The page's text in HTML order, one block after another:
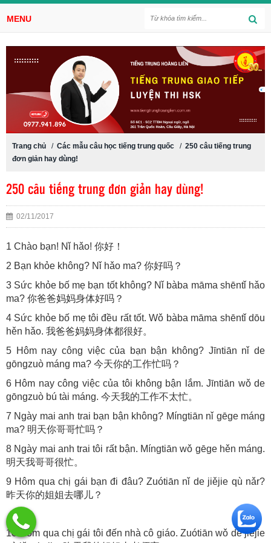
Trang chủ / Các mẫu câu học tiếng trung quốc / 250 câu tiếng trung
đơn giản hay dùng!
250 câu tiếng trung đơn giản hay dùng!
02/11/2017
1 Chào bạn! Nǐ hǎo! 你好！
2 Bạn khỏe không? Nǐ hǎo ma? 你好吗？
3 Sức khỏe bố mẹ bạn tốt không? Nǐ bàba māma shēntǐ hǎo
ma? 你爸爸妈妈身体好吗？
4 Sức khỏe bố mẹ tôi đều rất tốt. Wǒ bàba māma shēntǐ dōu
hěn hǎo. 我爸爸妈妈身体都很好。
5 Hôm nay công việc của bạn bận không? Jīntiān nǐ de
gōngzuò máng ma? 今天你的工作忙吗？
6 Hôm nay công việc của tôi không bận lắm. Jīntiān wǒ de
gōngzuò bú tài máng. 今天我的工作不太忙。
7 Ngày mai anh trai bạn bận không? Míngtiān nǐ gēge máng
ma? 明天你哥哥忙吗？
8 Ngày mai anh trai tôi rất bận. Míngtiān wǒ gēge hěn máng.
明天我哥哥很忙。
9 Hôm qua chị gái bạn đi đâu? Zuótiān nǐ de jiějie qù nǎr?
昨天你的姐姐去哪儿？
10 Hôm qua chị gái tôi đến nhà cô giáo. Zuótiān wǒ de jiějie